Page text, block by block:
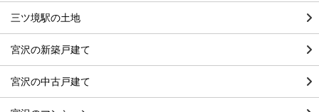
三ツ境駅の土地
宮沢の新築戸建て
宮沢の中古戸建て